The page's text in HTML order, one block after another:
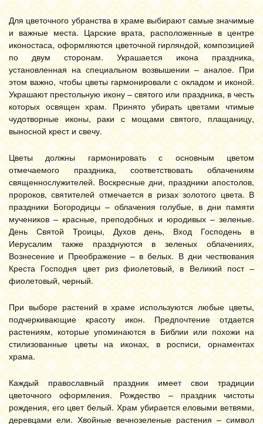
Для цветочного убранства в храме выбирают самые значимые
и важные места. Царские врата, расположенные в центре
иконостаса, оформляются цветочной гирляндой, композицией
по двум сторонам. Украшается икона праздника,
установленная на специальном возвышении – аналое. При
этом важно, чтобы цветы гармонировали с окладом и иконой.
Украшают престольную икону – святого или праздника, в честь
которых освящен храм. Принято убирать цветами чтимые
чудотворные иконы, раки с мощами святого, плащаницу,
выносной крест и свечу.
Цветы должны гармонировать с основным цветом
отмечаемого праздника, соответствовать облачениям
священнослужителей. Воскресные дни, праздники апостолов,
пророков, святителей отмечается в ризах золотого цвета. В
праздники Богородицы – облачения голубые, в дни памяти
мучеников – красные, преподобных и юродивых – зеленые.
День Святой Троицы, Духов день, Вход Господень в
Иерусалим также празднуются в зеленых облачениях,
Вознесение и Преображение – в белых. В дни чествования
Креста Господня цвет риз фиолетовый, в Великий пост –
фиолетовый, черный.
При выборе растений в храме используются любые цветы,
подчеркивающие красоту икон. Предпочтение отдается
растениям, которые упоминаются в Библии или похожи на
стилизованные цветы на иконах, в росписи, орнаментах
храма.
Каждый православный праздник имеет свои традиции
цветочного оформления. Рождество – праздник чистоты
рождения, его цвет белый. Храм убирается еловыми ветвями,
деревцами ели. Хвойные вечнозеленые растения – символ